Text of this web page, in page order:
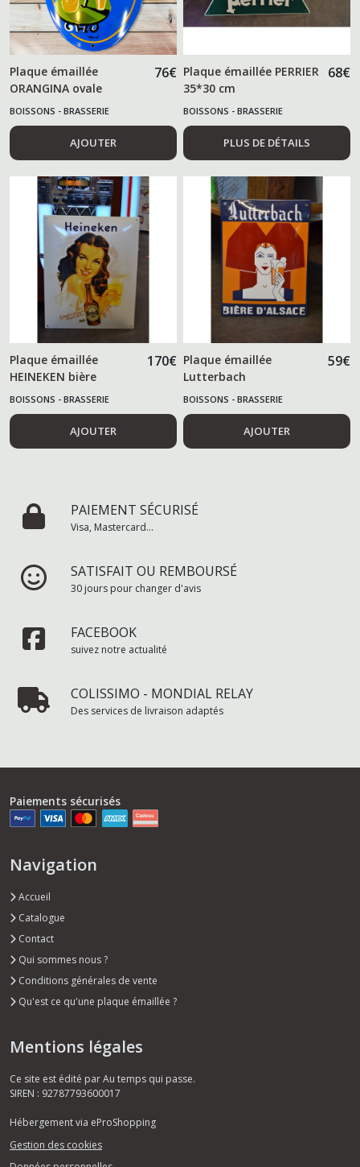
Plaque émaillée
ORANGINA ovale
76€
BOISSONS - BRASSERIE
AJOUTER
Plaque émaillée PERRIER
35*30 cm
68€
BOISSONS - BRASSERIE
PLUS DE DÉTAILS
Plaque émaillée
HEINEKEN bière
170€
BOISSONS - BRASSERIE
AJOUTER
Plaque émaillée
Lutterbach
59€
BOISSONS - BRASSERIE
AJOUTER
PAIEMENT SÉCURISÉ
Visa, Mastercard...
SATISFAIT OU REMBOURSÉ
30 jours pour changer d'avis
FACEBOOK
suivez notre actualité
COLISSIMO - MONDIAL RELAY
Des services de livraison adaptés
Paiements sécurisés
Navigation
Accueil
Catalogue
Contact
Qui sommes nous ?
Conditions générales de vente
Qu'est ce qu'une plaque émaillée ?
Mentions légales
Ce site est édité par Au temps qui passe.
SIREN : 92787793600017
Hébergement via eProShopping
Gestion des cookies